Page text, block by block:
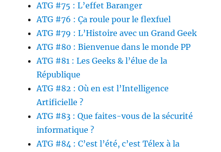
ATG #75 : L’effet Baranger
ATG #76 : Ça roule pour le flexfuel
ATG #79 : L’Histoire avec un Grand Geek
ATG #80 : Bienvenue dans le monde PP
ATG #81 : Les Geeks & l’élue de la
République
ATG #82 : Où en est l’Intelligence
Artificielle ?
ATG #83 : Que faites-vous de la sécurité
informatique ?
ATG #84 : C’est l’été, c’est Télex à la